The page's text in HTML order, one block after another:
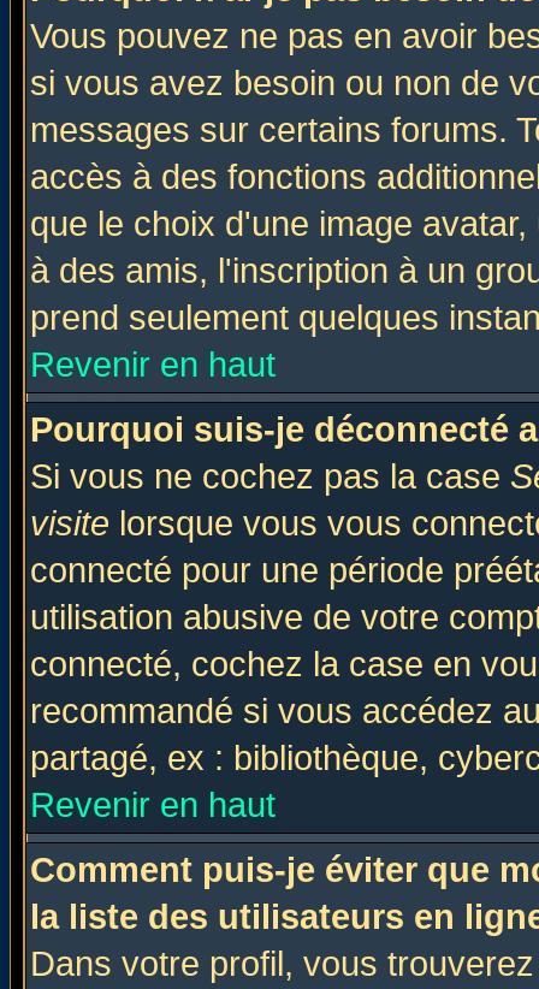
Vous pouvez ne pas en avoir
si vous avez besoin ou non de
messages sur certains forums.
accès à des fonctions
que le choix d'une image
à des amis, l'inscription à un
prend seulement quelques
Revenir en haut
Pourquoi suis-je déconnecté
Si vous ne cochez pas la case
visite lorsque vous vous
connecté pour une période
utilisation abusive de votre
connecté, cochez la case en
recommandé si vous accédez
partagé, ex : bibliothèque,
Revenir en haut
Comment puis-je éviter que
la liste des utilisateurs en
Dans votre profil, vous